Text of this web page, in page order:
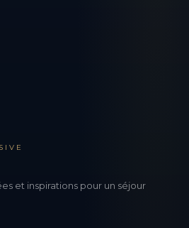
et inspirations pour un séjour